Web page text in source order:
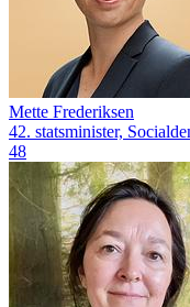
Mette Frederiksen
42. statsminister,
48